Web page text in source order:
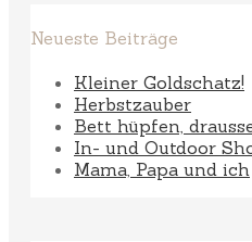
Neueste Beiträge
Kleiner Goldschatz!
Herbstzauber
Bett hüpfen,
In- und Outdoor
Mama, Papa und ich